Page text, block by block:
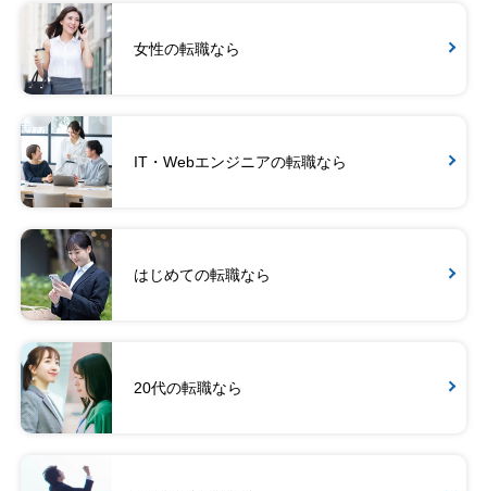
女性の転職なら
IT・Webエンジニアの転職なら
はじめての転職なら
20代の転職なら